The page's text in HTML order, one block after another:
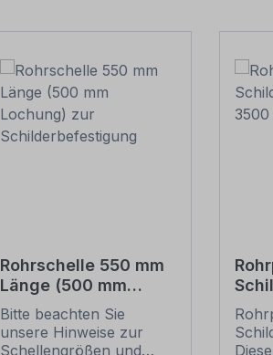
Rohrschelle 550 mm
Länge (500 mm
Lochung) zur
Schilderbefestigung
Bitte beachten Sie
unsere Hinweise zur
Schellengrößen und
–
mm